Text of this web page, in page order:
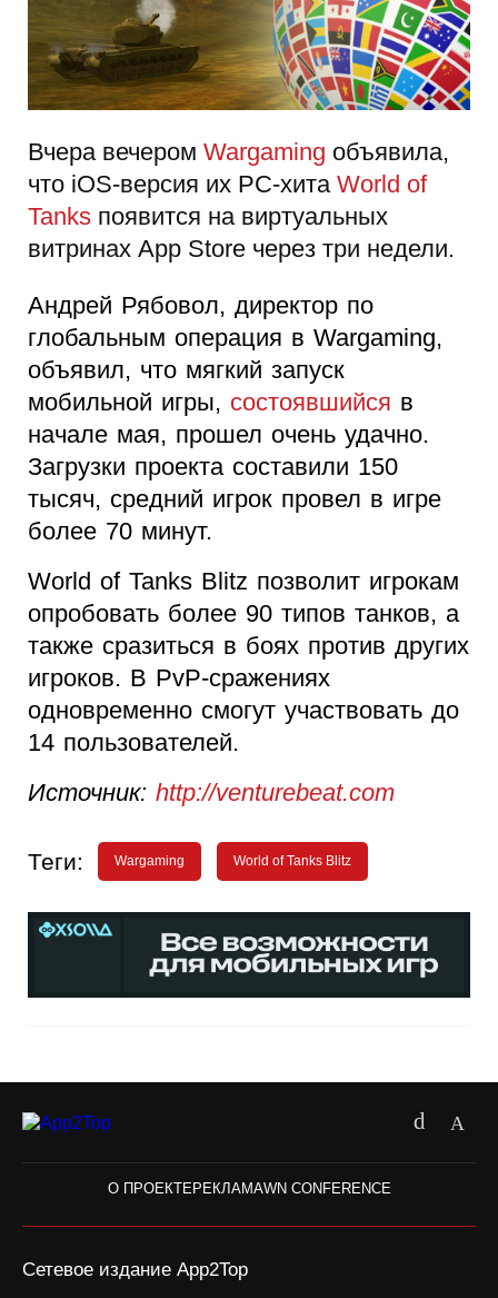
Вчера вечером Wargaming объявила,
что iOS-версия их PC-хита World of
Tanks появится на виртуальных
витринах App Store через три недели.
Андрей Рябовол, директор по
глобальным операция в Wargaming,
объявил, что мягкий запуск
мобильной игры, состоявшийся в
начале мая, прошел очень удачно.
Загрузки проекта составили 150
тысяч, средний игрок провел в игре
более 70 минут.
World of Tanks Blitz позволит игрокам
опробовать более 90 типов танков, а
также сразиться в боях против других
игроков. В PvP-сражениях
одновременно смогут участвовать до
14 пользователей.
Источник: http://venturebeat.com
Теги: Wargaming World of Tanks Blitz
О ПРОЕКТЕ РЕКЛАМАWN CONFERENCE
Сетевое издание App2Top